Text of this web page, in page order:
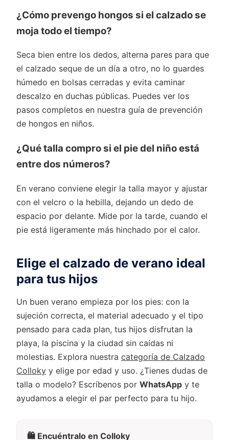
¿Cómo prevengo hongos si el calzado se
moja todo el tiempo?
Seca bien entre los dedos, alterna pares para que
el calzado seque de un día a otro, no lo guardes
húmedo en bolsas cerradas y evita caminar
descalzo en duchas públicas. Puedes ver los
pasos completos en nuestra guía de prevención
de hongos en niños.
¿Qué talla compro si el pie del niño está
entre dos números?
En verano conviene elegir la talla mayor y ajustar
con el velcro o la hebilla, dejando un dedo de
espacio por delante. Mide por la tarde, cuando el
pie está ligeramente más hinchado por el calor.
Elige el calzado de verano ideal
para tus hijos
Un buen verano empieza por los pies: con la
sujeción correcta, el material adecuado y el tipo
pensado para cada plan, tus hijos disfrutan la
playa, la piscina y la ciudad sin caídas ni
molestias. Explora nuestra categoría de Calzado
Colloky y elige por edad y uso. ¿Tienes dudas de
talla o modelo? Escríbenos por WhatsApp y te
ayudamos a elegir el par perfecto para tu hijo.
🛍️ Encuéntralo en Colloky